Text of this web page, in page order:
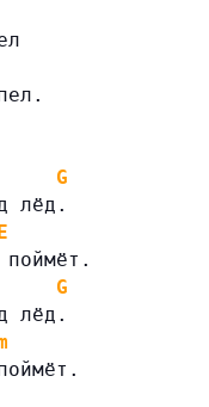
G
лёд.
G
лёд.